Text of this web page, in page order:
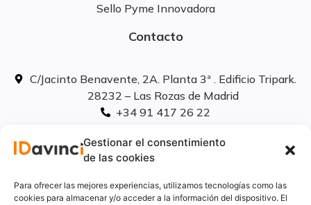
Gestionar el consentimiento
de las cookies
Para ofrecer las mejores experiencias, utilizamos tecnologías como las
cookies para almacenar y/o acceder a la información del dispositivo. El
Sello Pyme Innovadora
Contacto
C/Jacinto Benavente, 2A. Planta 3ª . Edificio Tripark.
28232 – Las Rozas de Madrid
+34 91 417 26 22
linkedIn